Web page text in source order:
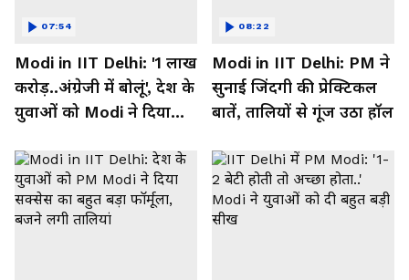
Modi in IIT Delhi: '1 लाख
करोड़..अंग्रेजी में बोलूं', देश के
युवाओं को Modi ने दिया
07:54
Modi in IIT Delhi: PM ने
सुनाई जिंदगी की प्रेक्टिकल
बातें, तालियों से गूंज उठा हॉल
08:22